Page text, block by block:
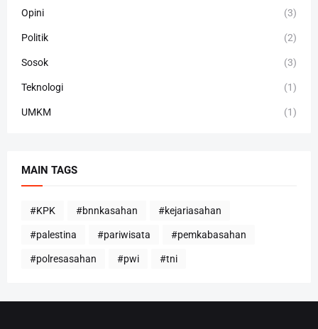
Opini (3)
Politik (2)
Sosok (3)
Teknologi (1)
UMKM (1)
MAIN TAGS
#KPK #bnnkasahan #kejariasahan
#palestina #pariwisata #pemkabasahan
#polresasahan #pwi #tni